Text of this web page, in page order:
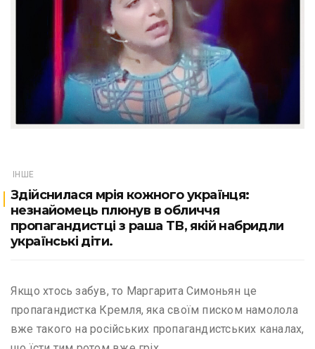
ІНШЕ
Здійснилася мрія кожного українця:
незнайомець плюнув в обличчя
пропагандистці з раша ТВ, якій набридли
українські діти.
Якщо хтось забув, то Маргарита Симоньян це
пропагандистка Кремля, яка своїм писком намолола
вже такого на російських пропагандистських каналах,